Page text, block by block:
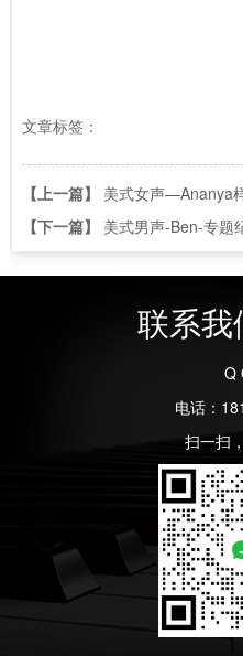
文章标签：
【上一篇】
美式女声—Ananya
【下一篇】 美式男声-Ben-专题
联系我
Q
电话：
扫一扫